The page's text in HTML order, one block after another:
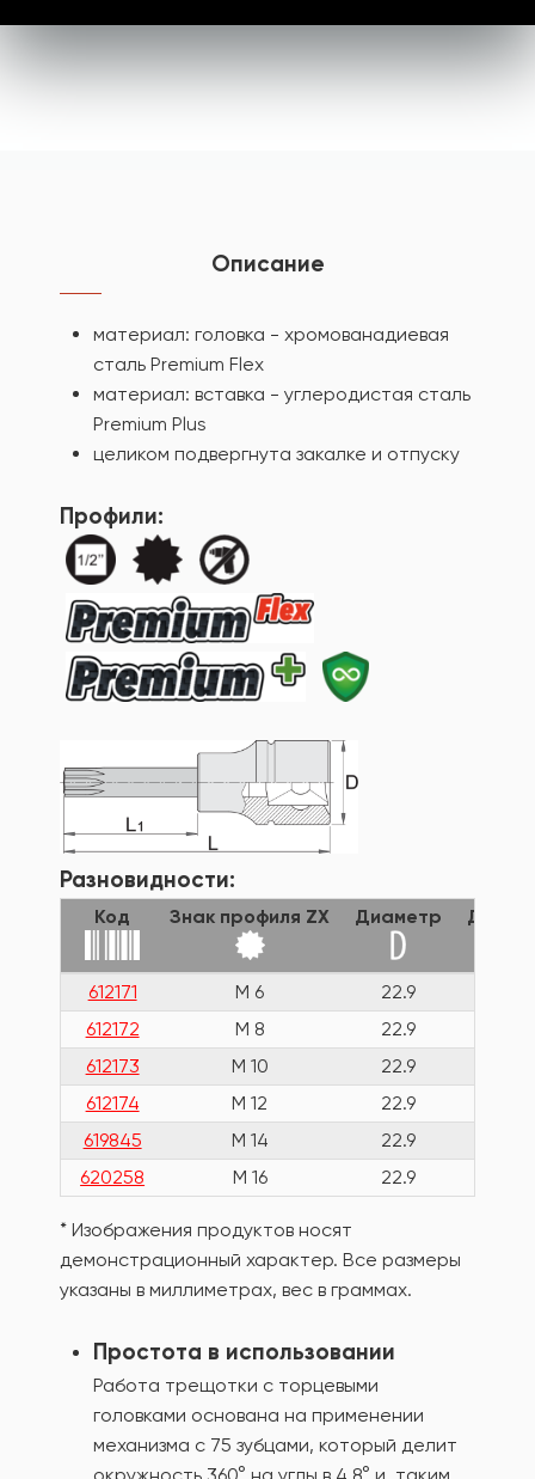
Описание
материал: головка - хромованадиевая
сталь Premium Flex
материал: вставка - углеродистая сталь
Premium Plus
целиком подвергнута закалке и отпуску
Профили:
Разновидности:
Код Знак профиля ZX Диаметр Длина
612171 M 6 22.9
612172
M 8 22.9
612173
M 10 22.9
612174
M 12 22.9
619845
M 14 22.9
620258
M 16 22.9
* Изображения продуктов носят
демонстрационный характер. Все размеры
указаны в миллиметрах, вес в граммах.
Простота в использовании
Работа трещотки с торцевыми
головками основана на применении
механизма с 75 зубцами, который делит